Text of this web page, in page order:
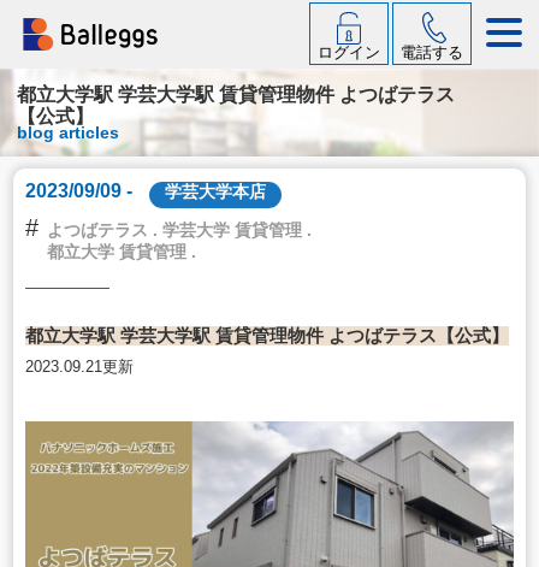
ログイン 電話する
都立大学駅 学芸大学駅 賃貸管理物件 よつばテラス
【公式】
blog articles
2023/09/09 - 学芸大学本店
# よつばテラス . 学芸大学 賃貸管理 .
都立大学 賃貸管理 .
都立大学駅 学芸大学駅 賃貸管理物件 よつばテラス【公式】
2023.09.21更新